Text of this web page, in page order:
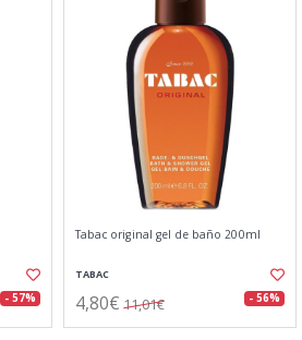
- 57%
Tabac original gel de baño 200ml
TABAC
4,80€ 11,01€ - 56%